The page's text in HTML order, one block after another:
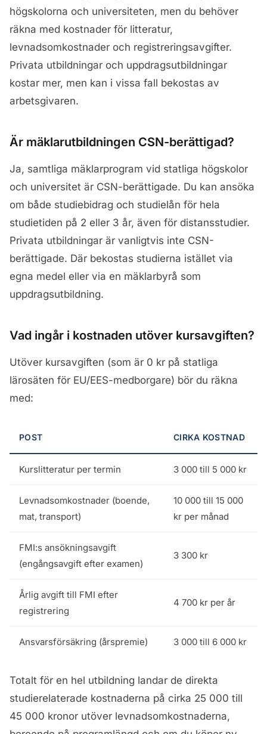
högskolorna och universiteten, men du behöver
räkna med kostnader för litteratur,
levnadsomkostnader och registreringsavgifter.
Privata utbildningar och uppdragsutbildningar
kostar mer, men kan i vissa fall bekostas av
arbetsgivaren.
Är mäklarutbildningen CSN-berättigad?
Ja, samtliga mäklarprogram vid statliga högskolor
och universitet är CSN-berättigade. Du kan ansöka
om både studiebidrag och studielån för hela
studietiden på 2 eller 3 år, även för distansstudier.
Privata utbildningar är vanligtvis inte CSN-
berättigade. Där bekostas studierna istället via
egna medel eller via en mäklarbyrå som
uppdragsutbildning.
Vad ingår i kostnaden utöver kursavgiften?
Utöver kursavgiften (som är 0 kr på statliga
lärosäten för EU/EES-medborgare) bör du räkna
med:
POST CIRKA KOSTNAD
Kurslitteratur per termin 3 000 till 5 000 kr
Levnadsomkostnader (boende,
mat, transport)
10 000 till 15 000
kr per månad
FMI:s ansökningsavgift
(engångsavgift efter examen)
3 300 kr
Årlig avgift till FMI efter
registrering
4 700 kr per år
Ansvarsförsäkring (årspremie) 3 000 till 6 000 kr
Totalt för en hel utbildning landar de direkta
studierelaterade kostnaderna på cirka 25 000 till
45 000 kronor utöver levnadsomkostnaderna,